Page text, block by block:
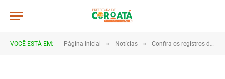
VOCÊ ESTÁ EM: Página Inicial » Notícias » Confira os registros da virada de ano em Coroatá
JWR_6396